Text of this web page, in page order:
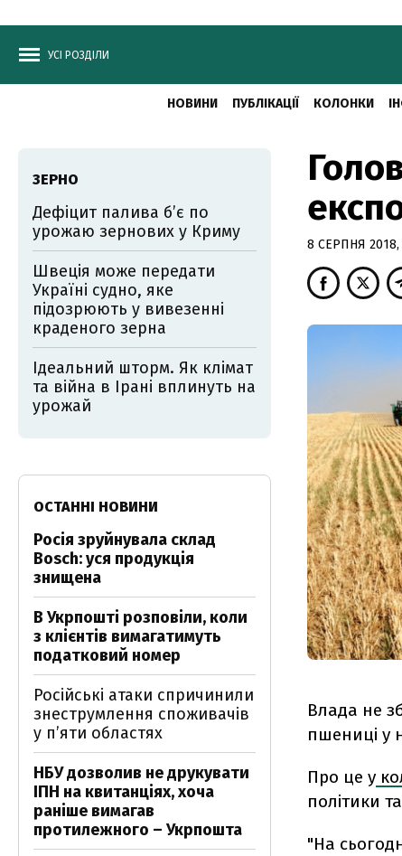
УСІ РОЗДІЛИ
НОВИНИ ПУБЛІКАЦІЇ КОЛОНКИ
8 СЕРПНЯ 2018,
Влада не
пшениці у
Про це у
політики
"На
ЗЕРНО
Дефіцит палива б’є по
урожаю зернових у Криму
Швеція може передати
Україні судно, яке
підозрюють у вивезенні
краденого зерна
Ідеальний шторм. Як клімат
та війна в Ірані вплинуть на
урожай
ОСТАННІ НОВИНИ
Росія зруйнувала склад
Bosch: уся продукція
знищена
В Укрпошті розповіли, коли
з клієнтів вимагатимуть
податковий номер
Російські атаки спричинили
знеструмлення споживачів
у п’яти областях
НБУ дозволив не друкувати
ІПН на квитанціях, хоча
раніше вимагав
протилежного – Укрпошта